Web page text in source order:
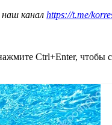
наш канал https://t.me/
Ctrl+Enter, чтобы